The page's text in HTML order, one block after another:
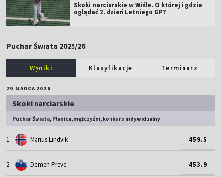
Skoki narciarskie w Wiśle. O której i gdzie
oglądać 2. dzień Letniego GP?
Puchar Świata 2025/26
Wyniki Klasyfikacje Terminarz
29 MARCA 2026
Skoki narciarskie
Puchar Świata, Planica, mężczyźni, konkurs indywidualny
1 Marius Lindvik 459.5
2 Domen Prevc 453.9